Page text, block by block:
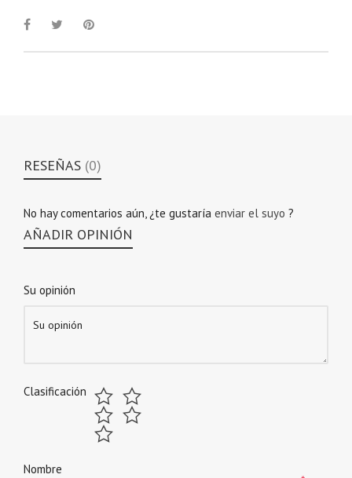
RESEÑAS (0)
No hay comentarios aún, ¿te gustaría enviar el suyo ?
AÑADIR OPINIÓN
Su opinión
Clasificación
Nombre